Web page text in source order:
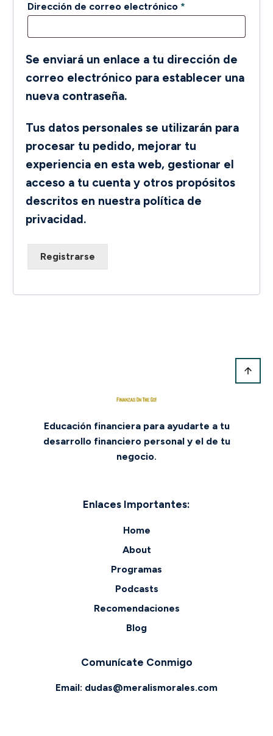
Dirección de correo electrónico *
Se enviará un enlace a tu dirección de
correo electrónico para establecer una
nueva contraseña.
Tus datos personales se utilizarán para
procesar tu pedido, mejorar tu
experiencia en esta web, gestionar el
acceso a tu cuenta y otros propósitos
descritos en nuestra política de
privacidad.
Registrarse
Educación financiera para ayudarte a tu
desarrollo financiero personal y el de tu
negocio.
Enlaces Importantes:
Home
About
Programas
Podcasts
Recomendaciones
Blog
Comunícate Conmigo
Email: dudas@meralismorales.com